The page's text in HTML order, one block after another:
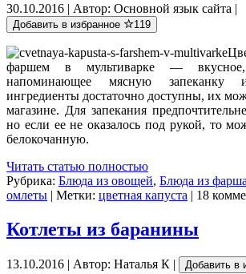
30.10.2016 | Автор: Основной язык сайта |
Добавить в избранное 119
фаршем в мультиварке —
напоминающее мясную запеканку
ингредиенты достаточно доступны, их
магазине. Для запекания
но если ее не оказалось под рукой, то
белокочанную.
Читать статью полностью
Рубрика: Блюда из овощей, Блюда из фарша
омлеты | Метки: цветная капуста | 18
Котлеты из баранины
13.10.2016 | Автор: Наталья К | Добавить в